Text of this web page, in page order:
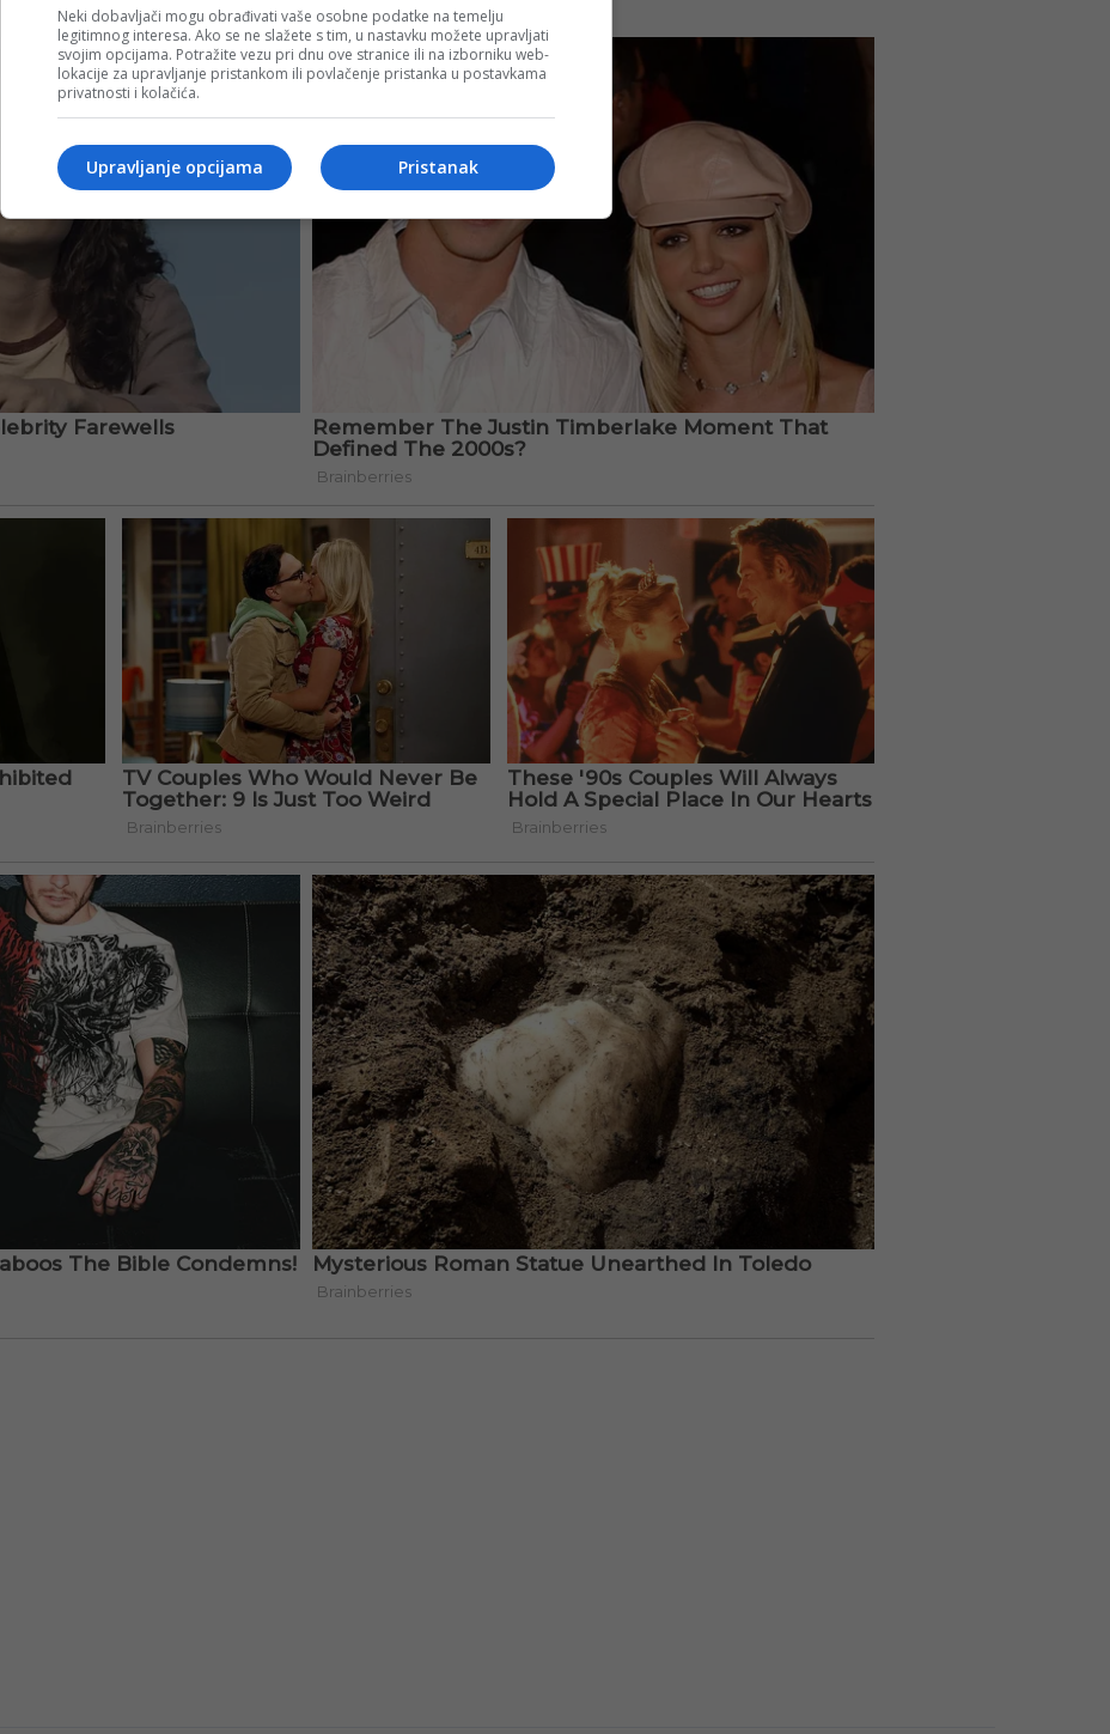
Neki dobavljači mogu obrađivati vaše osobne podatke na temelju
legitimnog interesa. Ako se ne slažete s tim, u nastavku možete upravljati
svojim opcijama. Potražite vezu pri dnu ove stranice ili na izborniku web-
lokacije za upravljanje pristankom ili povlačenje pristanka u postavkama
privatnosti i kolačića.
Pristanak
Upravljanje opcijama